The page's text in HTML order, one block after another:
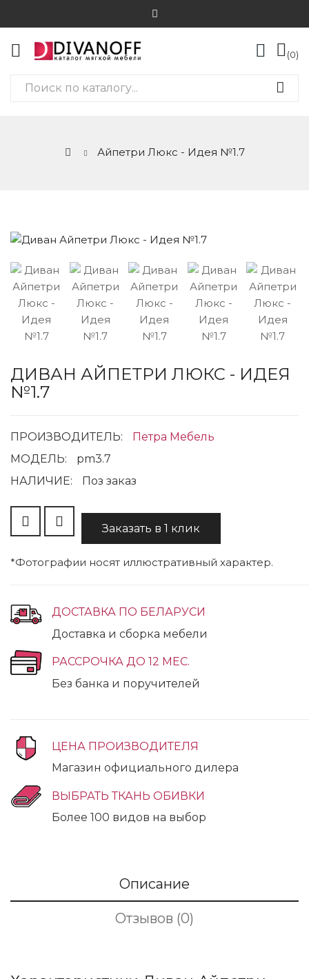
0
Айпетри Люкс - Идея №1.7
ДИВАН АЙПЕТРИ ЛЮКС - ИДЕЯ
№1.7
ПРОИЗВОДИТЕЛЬ:
Петра Мебель
МОДЕЛЬ:
pm3.7
НАЛИЧИЕ:
Поз заказ
Заказать в 1 клик
*Фотографии носят иллюстративный характер.
ДОСТАВКА ПО БЕЛАРУСИ
Доставка и сборка мебели
РАССРОЧКА ДО 12 МЕС.
Без банка и поручителей
ЦЕНА ПРОИЗВОДИТЕЛЯ
Магазин официального дилера
ВЫБРАТЬ ТКАНЬ ОБИВКИ
Более 100 видов на выбор
Описание
Отзывов (0)